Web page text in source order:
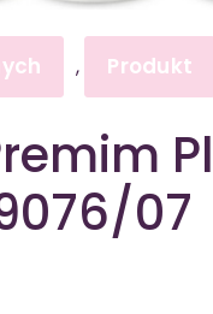
, Produkt
07